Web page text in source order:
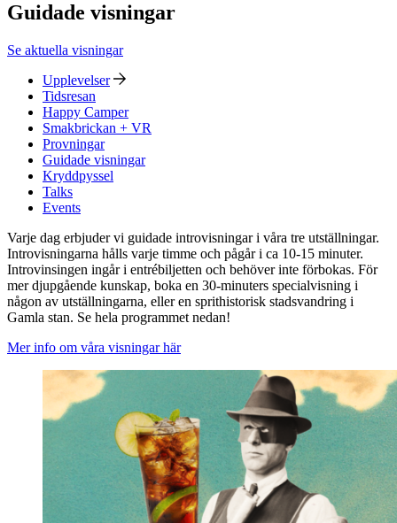
Guidade visningar
Se aktuella visningar
Upplevelser
Tidsresan
Happy Camper
Smakbrickan + VR
Provningar
Guidade visningar
Kryddpyssel
Talks
Events
Varje dag erbjuder vi guidade introvisningar i våra tre utställningar.
Introvisningarna hålls varje timme och pågår i ca 10-15 minuter.
Introvinsingen ingår i entrébiljetten och behöver inte förbokas. För
mer djupgående kunskap, boka en 30-minuters specialvisning i
någon av utställningarna, eller en sprithistorisk stadsvandring i
Gamla stan. Se hela programmet nedan!
Mer info om våra visningar här